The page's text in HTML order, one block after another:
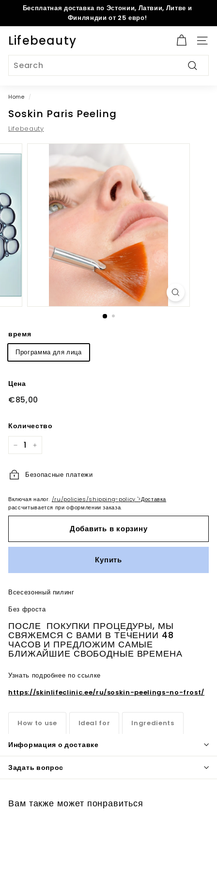
content
Pause
slideshow
Бесплатная доставка по Эстонии, Латвии, Литве и
Финляндии от 25 евро!
Lifebeauty Site
Search
Home /
Soskin Paris Peeling
Lifebeauty
время
Программа для лица
Цена
Обычная
€85,00
Количество
+
Безопасные платежи
Включая налог. /ru/policies/shipping-policy '>Доставка
рассчитывается при оформлении заказа.
Добавить в корзину
Купить
Всесезонный пилинг
Без фроста
ПОСЛЕ ПОКУПКИ ПРОЦЕДУРЫ, МЫ
СВЯЖЕМСЯ С ВАМИ В ТЕЧЕНИИ 48
ЧАСОВ И ПРЕДЛОЖИМ САМЫЕ
БЛИЖАЙШИЕ СВОБОДНЫЕ ВРЕМЕНА
Узнать подробнее по ссылке
https://skinlifeclinic.ee/ru/soskin-peelings-no-frost/
How to use Ideal for Ingredients
Информация о доставке
Задать вопрос
Вам также может понравиться